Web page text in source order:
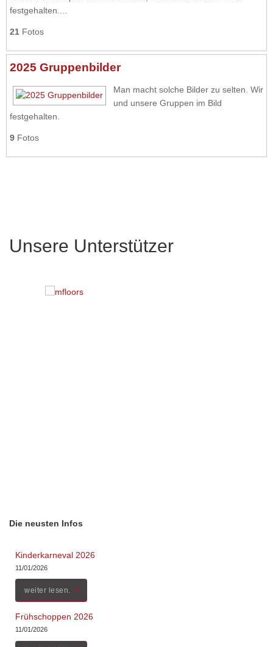
festgehalten....
21 Fotos
2025 Gruppenbilder
Man macht solche Bilder zu selten. Wir
und unsere Gruppen im Bild
festgehalten.
9 Fotos
Unsere Unterstützer
Die neusten Infos
Kinderkarneval 2026
11/01/2026
weiter lesen.
Frühschoppen 2026
11/01/2026